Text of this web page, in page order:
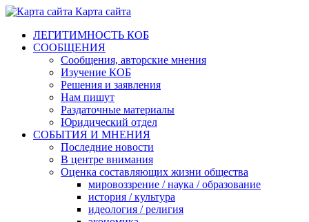
Карта сайта
ЛЕГИТИМНОСТЬ КОБ
СООБЩЕНИЯ
Сообщения, авторские мнения
Изучение КОБ
Решения и заявления
Нам пишут
Раздаточные материалы
Юридический отдел
СОБЫТИЯ И МНЕНИЯ
Последние новости
В центре внимания
Оценка составляющих жизни общества
мировоззрение / наука / образование
история / культура
идеология / религия